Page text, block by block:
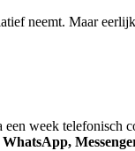
neemt. Maar
week
WhatsApp,